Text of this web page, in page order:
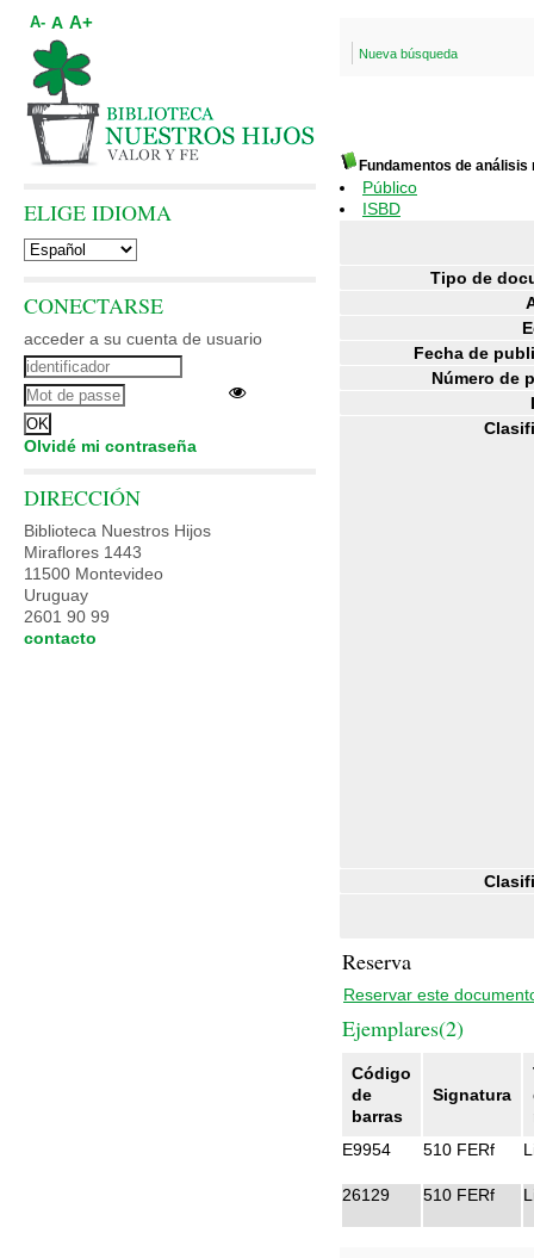
Nueva búsqueda
Fundamentos de
Público
ISBD
Tipo de
Fecha de
Número de
Reserva
Reservar este
Ejemplares(2)
Código
de
barras
Signatura
E9954
510 FERf
26129 510 FERf
A- A A+
ELIGE IDIOMA
CONECTARSE
acceder a su cuenta de usuario
Olvidé mi contraseña
DIRECCIÓN
Biblioteca Nuestros Hijos
Miraflores 1443
11500 Montevideo
Uruguay
2601 90 99
contacto